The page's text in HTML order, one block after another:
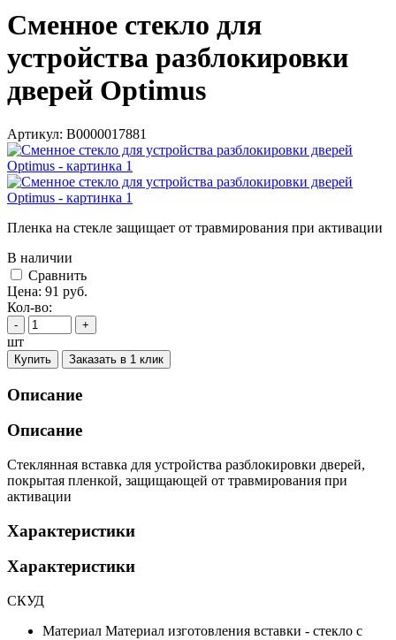
Сменное стекло для
устройства разблокировки
дверей Optimus
Артикул: В0000017881
Пленка на стекле защищает от травмирования при активации
В наличии
Cравнить
Цена: 91 руб.
Кол-во:
- +
шт
Купить Заказать в 1 клик
Описание
Описание
Стеклянная вставка для устройства разблокировки дверей,
покрытая пленкой, защищающей от травмирования при
активации
Характеристики
Характеристики
СКУД
Материал Материал изготовления вставки - стекло с